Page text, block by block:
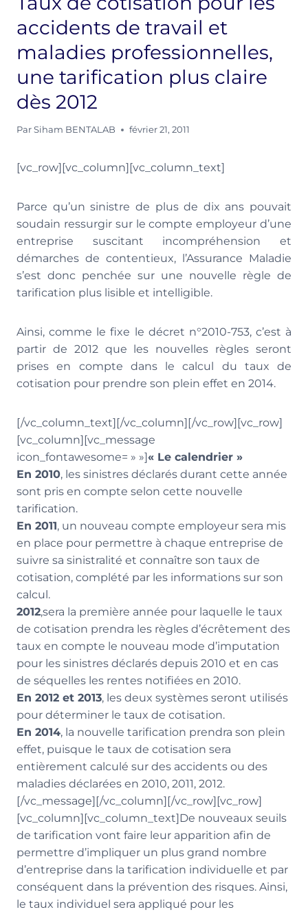
accidents de travail et
maladies professionnelles,
une tarification plus claire
dès 2012
Par Siham BENTALAB février 21, 2011
[vc_row][vc_column][vc_column_text]
Parce qu’un sinistre de plus de dix ans pouvait
soudain ressurgir sur le compte employeur d’une
entreprise suscitant incompréhension et
démarches de contentieux, l’Assurance Maladie
s’est donc penchée sur une nouvelle règle de
tarification plus lisible et intelligible.
Ainsi, comme le fixe le décret n°2010-753, c’est à
partir de 2012 que les nouvelles règles seront
prises en compte dans le calcul du taux de
cotisation pour prendre son plein effet en 2014.
[/vc_column_text][/vc_column][/vc_row][vc_row]
[vc_column][vc_message
icon_fontawesome= » »]« Le calendrier »
En 2010, les sinistres déclarés durant cette année
sont pris en compte selon cette nouvelle
tarification.
En 2011, un nouveau compte employeur sera mis
en place pour permettre à chaque entreprise de
suivre sa sinistralité et connaître son taux de
cotisation, complété par les informations sur son
calcul.
2012,sera la première année pour laquelle le taux
de cotisation prendra les règles d’écrêtement des
taux en compte le nouveau mode d’imputation
pour les sinistres déclarés depuis 2010 et en cas
de séquelles les rentes notifiées en 2010.
En 2012 et 2013, les deux systèmes seront utilisés
pour déterminer le taux de cotisation.
En 2014, la nouvelle tarification prendra son plein
effet, puisque le taux de cotisation sera
entièrement calculé sur des accidents ou des
maladies déclarées en 2010, 2011, 2012.
[/vc_message][/vc_column][/vc_row][vc_row]
[vc_column][vc_column_text]De nouveaux seuils
de tarification vont faire leur apparition afin de
permettre d’impliquer un plus grand nombre
d’entreprise dans la tarification individuelle et par
conséquent dans la prévention des risques. Ainsi,
le taux individuel sera appliqué pour les